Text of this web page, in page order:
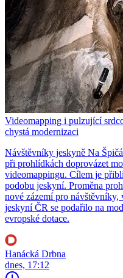
Videomapping i pulzující
chystá modernizaci
Návštěvníky jeskyně Na
při prohlídkách doprovázet
videomappingu. Cílem je
podobu jeskyní. Proměna
nové zázemí pro
jeskyní ČR se podařilo na
evropské dotace.
Hanácká Drbna
dnes, 17:12